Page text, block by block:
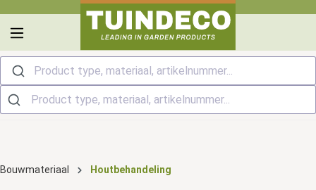
Product type, materiaal, artikelnummer...
Bouwmateriaal Houtbehandeling